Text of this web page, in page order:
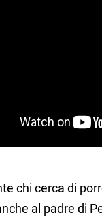
chi cerca di
al padre di